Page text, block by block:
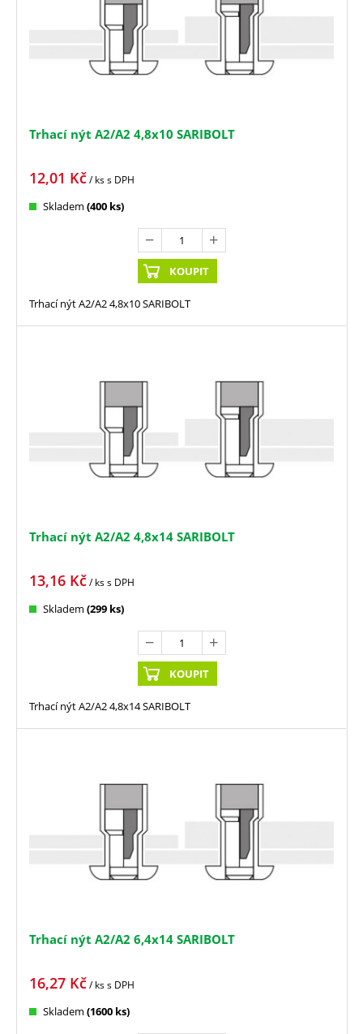
Trhací nýt A2/A2 4,8x10 SARIBOLT
12,01 Kč/ kss DPH
Skladem (400 ks)
KOUPIT
Trhací nýt A2/A2 4,8x10 SARIBOLT
Trhací nýt A2/A2 4,8x14 SARIBOLT
13,16 Kč/ kss DPH
Skladem (299 ks)
KOUPIT
Trhací nýt A2/A2 4,8x14 SARIBOLT
Trhací nýt A2/A2 6,4x14 SARIBOLT
16,27 Kč/ kss DPH
Skladem (1600 ks)